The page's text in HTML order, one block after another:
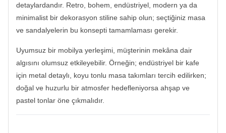
detaylardandır. Retro, bohem, endüstriyel, modern ya da
minimalist bir dekorasyon stiline sahip olun; seçtiğiniz masa
ve sandalyelerin bu konsepti tamamlaması gerekir.
Uyumsuz bir mobilya yerleşimi, müşterinin mekâna dair
algısını olumsuz etkileyebilir. Örneğin; endüstriyel bir kafe
için metal detaylı, koyu tonlu masa takımları tercih edilirken;
doğal ve huzurlu bir atmosfer hedefleniyorsa ahşap ve
pastel tonlar öne çıkmalıdır.